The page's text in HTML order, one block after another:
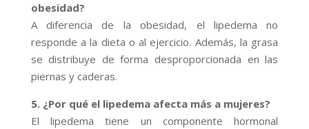
obesidad?
A diferencia de la obesidad, el lipedema no
responde a la dieta o al ejercicio. Además, la grasa
se distribuye de forma desproporcionada en las
piernas y caderas.
5. ¿Por qué el lipedema afecta más a mujeres?
El lipedema tiene un componente hormonal